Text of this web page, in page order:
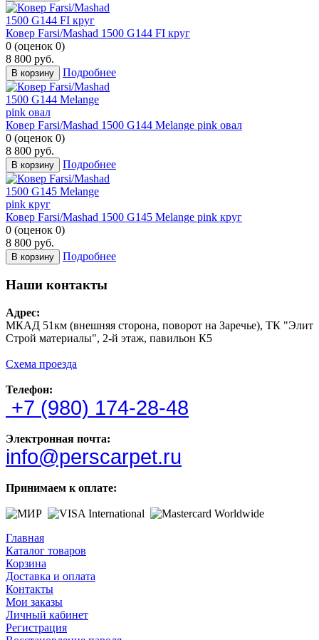
Ковер Farsi/Mashad 1500 G144 FI круг
0 (оценок 0)
8 800 руб.
В корзину Подробнее
Ковер Farsi/Mashad 1500 G144 Melange pink овал
0 (оценок 0)
8 800 руб.
В корзину Подробнее
Ковер Farsi/Mashad 1500 G145 Melange pink круг
0 (оценок 0)
8 800 руб.
В корзину Подробнее
Наши контакты
Адрес:
МКАД 51км (внешняя сторона, поворот на Заречье), ТК "Элит
Строй материалы", 2-й этаж, павильон К5
Схема проезда
Телефон:
+7 (980) 174-28-48
Электронная почта:
info@perscarpet.ru
Принимаем к оплате:
Главная
Каталог товаров
Корзина
Доставка и оплата
Контакты
Мои заказы
Личный кабинет
Регистрация